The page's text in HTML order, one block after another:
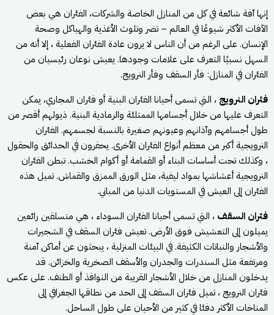
إنها آفة شائعة في كل من المنازل الخاصة والشركات، الفئران هي بعض
الآفات الأكثر شيوعًا في العالم – تضر وتلوث الأغذية والهياكل وصحة
الإنسان. على الرغم من أن الناس لا يرون عادة الفئران الفعلية ، إلا أنه من
السهل نسبيًا التعرف على علامات وجودها. يعيش نوعان رئيسيان من
الفئران في المنازل: فأر السقف وفأر النرويج.
فئران النرويج ، التي تسمى أحيانا الفئران البنية أو فئران المجاري، يمكن
التعرف عليها من خلال أجسامها الممتلئة والرمادية البنية. ذيولهم أقصر من
طول أجسامهم وآذانهم وعيونهم صغيرة بالنسبة لجسمهم. الفئران
النرويجية أكبر من معظم أنواع الفئران الأخرى. يحفرون في الحدائق والحقول
، وكذلك تحت أساسات البناء أو القمامة أو أكوام الخشب. تبطن الفئران
النرويجية أعشاشها بمواد ليفية، مثل الورق الممزق والقماش. تميل هذه
الفئران إلى العيش في المستويات الدنيا من المباني.
فئران السقف ، التي تسمى أحيانا الفئران السوداء ، هي متسلقين رائعين
يميلون إلى التعشيش فوق الأرض. تعيش فئران السقف في الشجيرات
والأشجار والنباتات الكثيفة. في البيئات المنزلية ، يبحثون عن أماكن آمنة
ومرتفعة مثل السندرات والجدران والأسقف الصخرية والخزائن. قد
يدخلون المنازل من خلال الأشجار القريبة من النوافذ أو الطنف. على عكس
فئران النرويج ، تميل فئران السقف إلى الحد من نطاقها الجغرافي إلى
المناخات الأكثر دفئا في كثير من الأحيان على طول الساحل.